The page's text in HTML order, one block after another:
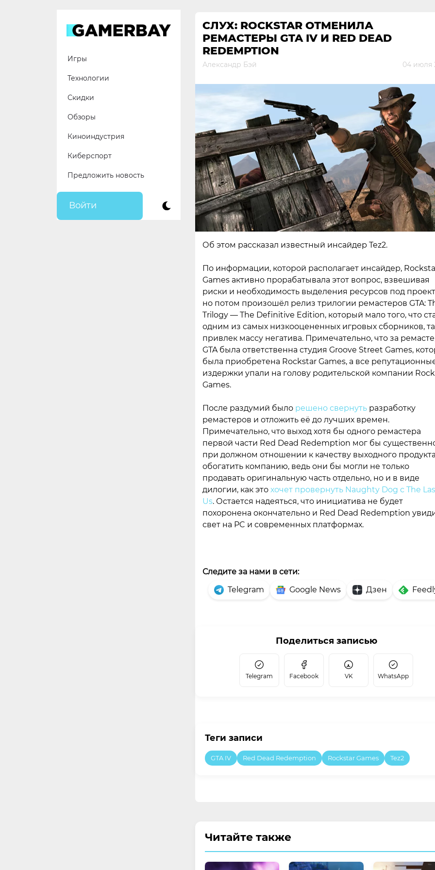
Игры
Технологии
Скидки
Обзоры
Киноиндустрия
Киберспорт
Предложить новость
Войти
СЛУХ: ROCKSTAR ОТМЕНИЛА
РЕМАСТЕРЫ GTA IV И RED DEAD
REDEMPTION
Александр Бэй 04 июля
Об этом рассказал известный инсайдер Tez2.
По информации, которой располагает инсайдер,
Games активно прорабатывала этот вопрос, взвешивая
риски и необходимость выделения ресурсов под
но потом произошёл релиз трилогии ремастеров GTA:
Trilogy — The Definitive Edition, который мало того, что
одним из самых низкооцененных игровых сборников,
привлек массу негатива. Примечательно, что за
GTA была ответственна студия Groove Street Games,
была приобретена Rockstar Games, а все
издержки упали на голову родительской компании
Games.
После раздумий было решено свернуть разработку
ремастеров и отложить её до лучших времен.
Примечательно, что выход хотя бы одного ремастера
первой части Red Dead Redemption мог бы
при должном отношении к качеству выходного
обогатить компанию, ведь они бы могли не только
продавать оригинальную часть отдельно, но и в виде
дилогии, как это хочет провернуть Naughty Dog с The
Us. Остается надеяться, что инициатива не будет
похоронена окончательно и Red Dead Redemption
свет на PC и современных платформах.
Следите за нами в сети:
Telegram
Google News Дзен
Поделиться записью
Telegram Facebook VK WhatsApp
Теги записи
GTA IV Red Dead Redemption Rockstar Games Tez2
Читайте также